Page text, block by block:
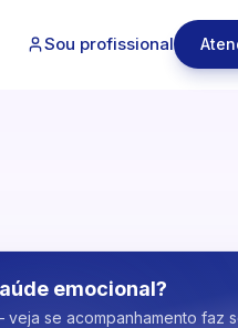
Sou profissional
emocional?
se acompanhamento faz